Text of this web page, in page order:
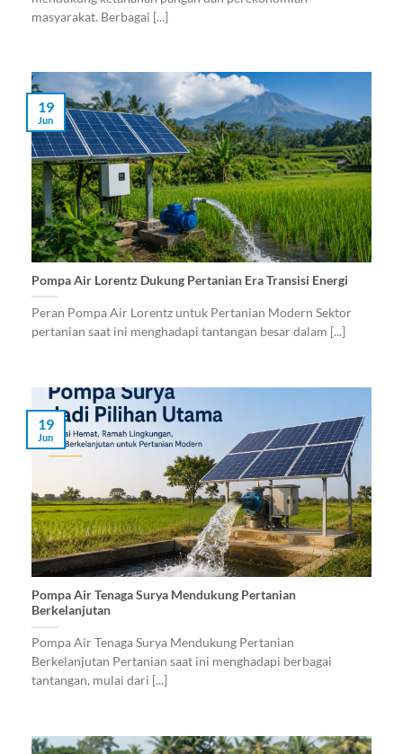
masyarakat. Berbagai [...]
Pompa Air Lorentz Dukung Pertanian Era Transisi Energi
Peran Pompa Air Lorentz untuk Pertanian Modern Sektor
pertanian saat ini menghadapi tantangan besar dalam [...]
19
Jun
Pompa Air Tenaga Surya Mendukung Pertanian
Berkelanjutan
Pompa Air Tenaga Surya Mendukung Pertanian
Berkelanjutan Pertanian saat ini menghadapi berbagai
tantangan, mulai dari [...]
19
Jun